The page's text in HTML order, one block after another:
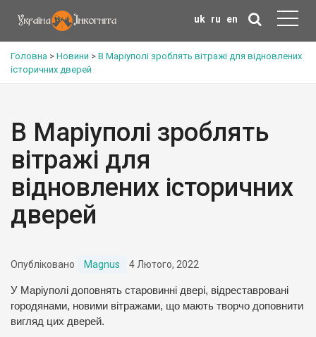
uk ru en
Головна > Новини > В Маріуполі зроблять вітражі для відновлених
історичних дверей
В Маріуполі зроблять
вітражі для
відновлених історичних
дверей
Опубліковано Magnus 4 Лютого, 2022
У Маріуполі доповнять старовинні двері, відреставровані
городянами, новими вітражами, що мають творчо доповнити
вигляд цих дверей.